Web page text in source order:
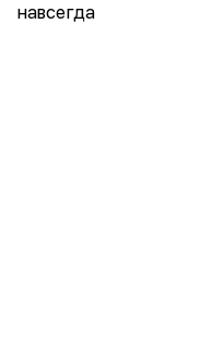
навсегда